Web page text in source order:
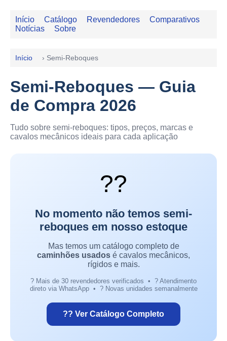
Início Catálogo Revendedores
Comparativos
Notícias
Sobre
Início › Semi-Reboques
Semi-Reboques — Guia
de Compra 2026
Tudo sobre semi-reboques: tipos, preços, marcas e
cavalos mecânicos ideais para cada aplicação
??
No momento não temos semi-
reboques em nosso estoque
Mas temos um catálogo completo de
caminhões usados é cavalos mecânicos,
rígidos e mais.
? Mais de 30 revendedores verificados • ? Atendimento
direto via WhatsApp • ? Novas unidades semanalmente
?? Ver Catálogo Completo